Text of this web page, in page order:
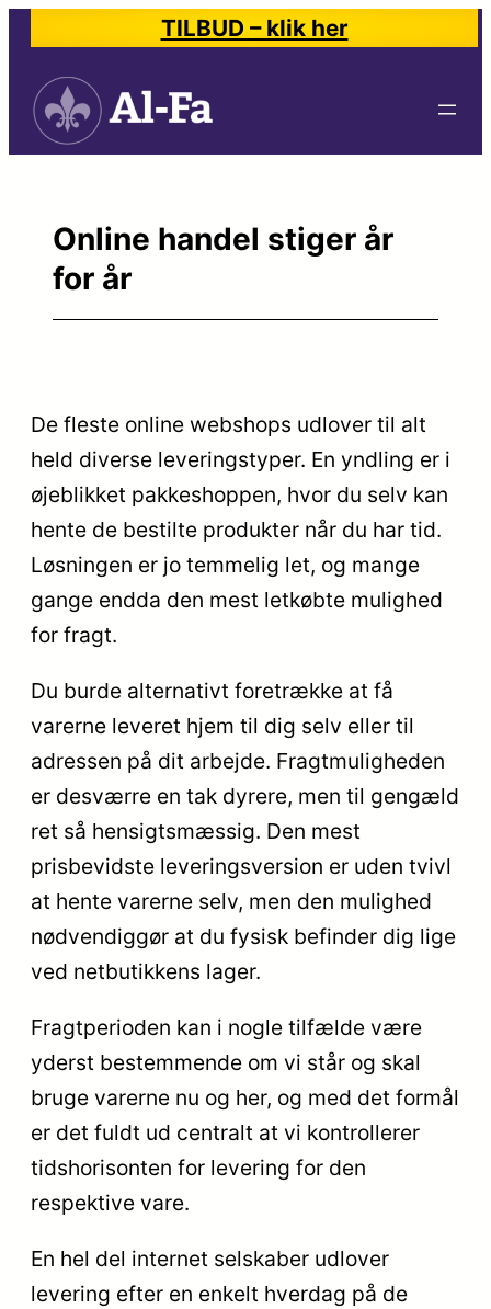
indhold
TILBUD – klik her
Online handel stiger år
for år
De fleste online webshops udlover til alt
held diverse leveringstyper. En yndling er i
øjeblikket pakkeshoppen, hvor du selv kan
hente de bestilte produkter når du har tid.
Løsningen er jo temmelig let, og mange
gange endda den mest letkøbte mulighed
for fragt.
Du burde alternativt foretrække at få
varerne leveret hjem til dig selv eller til
adressen på dit arbejde. Fragtmuligheden
er desværre en tak dyrere, men til gengæld
ret så hensigtsmæssig. Den mest
prisbevidste leveringsversion er uden tvivl
at hente varerne selv, men den mulighed
nødvendiggør at du fysisk befinder dig lige
ved netbutikkens lager.
Fragtperioden kan i nogle tilfælde være
yderst bestemmende om vi står og skal
bruge varerne nu og her, og med det formål
er det fuldt ud centralt at vi kontrollerer
tidshorisonten for levering for den
respektive vare.
En hel del internet selskaber udlover
levering efter en enkelt hverdag på de